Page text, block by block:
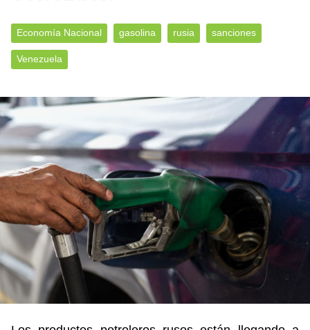
Economía Nacional gasolina rusia sanciones
Venezuela